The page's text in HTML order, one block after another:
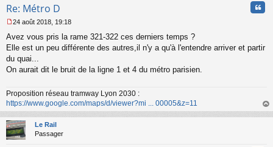
Re: Métro D
e
s
s
g
n
o
n
l
u
24 août 2018, 19:18
Avez vous pris la rame 321-322 ces derniers temps ?
Elle est un peu différente des autres,il n'y a qu'à l'entendre arriver et partir
du quai...
On aurait dit le bruit de la ligne 1 et 4 du métro parisien.
Proposition réseau tramway Lyon 2030 :
https://www.google.com/maps/d/viewer?mi ... 00005&z=11
au
Le Rail
Passager